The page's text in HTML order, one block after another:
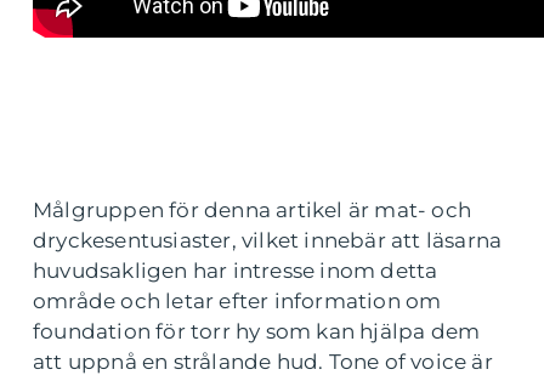
Målgruppen för denna artikel är mat- och
dryckesentusiaster, vilket innebär att läsarna
huvudsakligen har intresse inom detta
område och letar efter information om
foundation för torr hy som kan hjälpa dem
att uppnå en strålande hud. Tone of voice är